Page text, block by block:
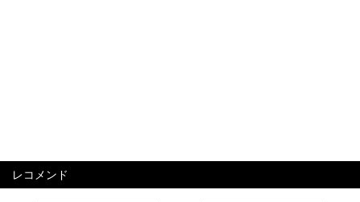
レコメンド